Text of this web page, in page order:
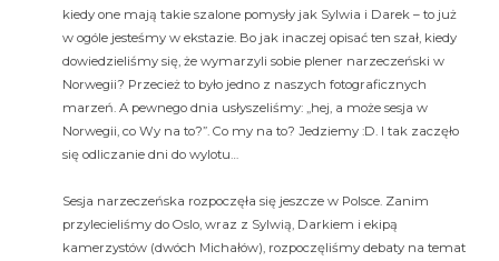
kiedy one mają takie szalone pomysły jak Sylwia i Darek – to już
w ogóle jesteśmy w ekstazie. Bo jak inaczej opisać ten szał, kiedy
dowiedzieliśmy się, że wymarzyli sobie plener narzeczeński w
Norwegii? Przecież to było jedno z naszych fotograficznych
marzeń. A pewnego dnia usłyszeliśmy: „hej, a może sesja w
Norwegii, co Wy na to?”. Co my na to? Jedziemy :D. I tak zaczęło
się odliczanie dni do wylotu…
Sesja narzeczeńska rozpoczęła się jeszcze w Polsce. Zanim
przylecieliśmy do Oslo, wraz z Sylwią, Darkiem i ekipą
kamerzystów (dwóch Michałów), rozpoczęliśmy debaty na temat